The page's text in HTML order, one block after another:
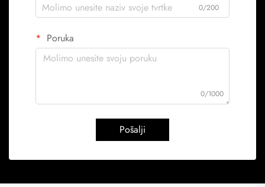
0/200
Poruka
0/1000
Pošalji